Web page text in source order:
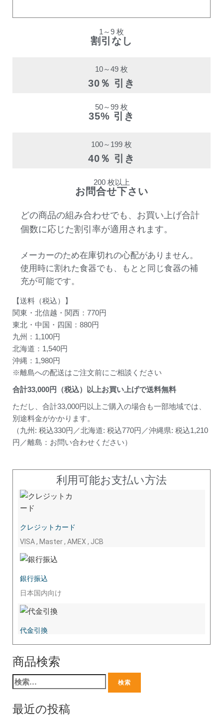
1～9 枚
割引なし
10～49 枚
30％ 引き
50～99 枚
35% 引き
100～199 枚
40％ 引き
200 枚以上
お問合せ下さい
どの商品の組み合わせでも、お買い上げ合計
個数に応じた割引率が適用されます。
メーカーのため在庫切れの心配がありません。
使用時に割れた食器でも、もとと同じ食器の補
充が可能です。
【送料（税込）】
関東・北信越・関西：770円
東北・中国・四国：880円
九州：1,100円
北海道：1,540円
沖縄：1,980円
※離島への配送はご注文前にご相談ください
合計33,000円（税込）以上お買い上げで送料無料
ただし、合計33,000円以上ご購入の場合も一部地域では、
別途料金がかかります。
（九州: 税込330円／北海道: 税込770円／沖縄県: 税込1,210
円／離島：お問い合わせください）
利用可能お支払い方法
クレジットカード
VISA , Master , AMEX , JCB
銀行振込
日本国内向け
代金引換
商品検索
最近の投稿